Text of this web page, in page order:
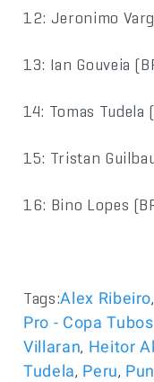
12: Jeronimo
13: Ian Gouveia
14: Tomas Tudela
15: Tristan
16: Bino Lopes
Tags:Alex Ribeiro
Pro - Copa
Villaran, Heitor
Tudela, Peru,